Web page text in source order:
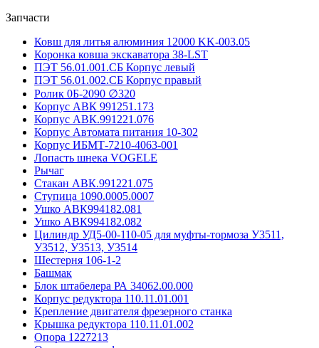
Запчасти
Ковш для литья алюминия 12000 KK-003.05
Коронка ковша экскаватора 38-LST
ПЭТ 56.01.001.СБ Корпус левый
ПЭТ 56.01.002.СБ Корпус правый
Ролик 0Б-2090 ∅320
Корпус АВК 991251.173
Корпус АВК.991221.076
Корпус Автомата питания 10-302
Корпус ИБМТ-7210-4063-001
Лопасть шнека VOGELE
Рычаг
Стакан АВК.991221.075
Ступица 1090.0005.0007
Ушко АВК994182.081
Ушко АВК994182.082
Цилиндр УД5-00-110-05 для муфты-тормоза У3511,
У3512, У3513, У3514
Шестерня 106-1-2
Башмак
Блок штабелера РА 34062.00.000
Корпус редуктора 110.11.01.001
Крепление двигателя фрезерного станка
Крышка редуктора 110.11.01.002
Опора 1227213